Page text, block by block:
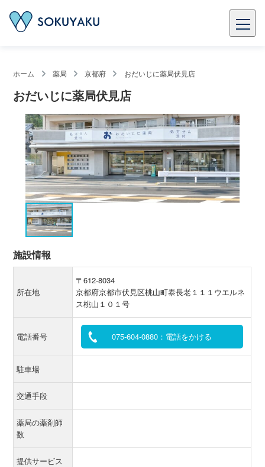
ホーム 薬局 京都府 おだいじに薬局伏見店
おだいじに薬局伏見店
施設情報
所在地
〒612-8034
京都府京都市伏見区桃山町泰長老１１１ウエルネ
ス桃山１０１号
電話番号 075-604-0880：電話をかける
駐車場
交通手段
薬局の薬剤師
数
提供サービス